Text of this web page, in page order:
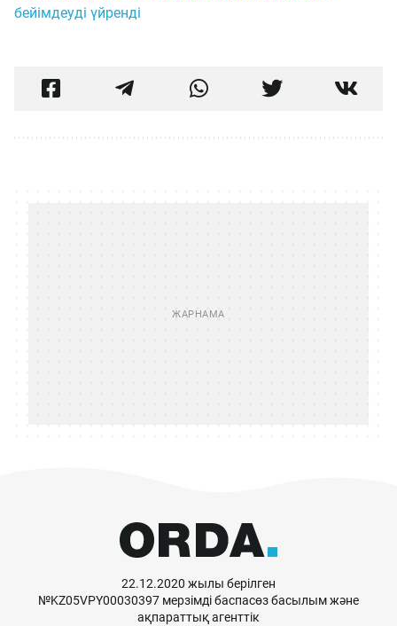
бейімдеуді үйренді
22.12.2020 жылы берілген
№KZ05VPY00030397 мерзімді баспасөз басылым және
ақпараттық агенттік